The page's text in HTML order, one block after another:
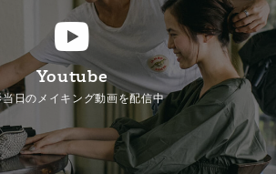
Youtube
当日のメイキング動画を配信中